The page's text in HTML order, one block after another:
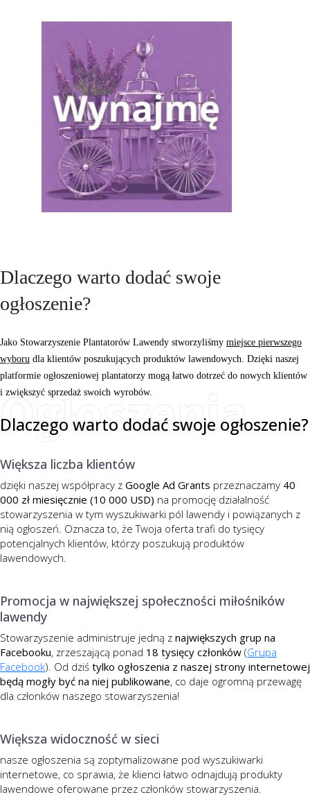
Dlaczego warto dodać swoje
ogłoszenie?
Jako Stowarzyszenie Plantatorów Lawendy stworzyliśmy miejsce pierwszego
wyboru dla klientów poszukujących produktów lawendowych. Dzięki naszej
platformie ogłoszeniowej plantatorzy mogą łatwo dotrzeć do nowych klientów
i zwiększyć sprzedaż swoich wyrobów.
Ogłoszenia
Dlaczego warto dodać swoje ogłoszenie?
Większa liczba klientów
dzięki naszej współpracy z Google Ad Grants przeznaczamy 40
000 zł miesięcznie (10 000 USD) na promocję działalność
stowarzyszenia w tym wyszukiwarki pól lawendy i powiązanych z
nią ogłoszeń. Oznacza to, że Twoja oferta trafi do tysięcy
potencjalnych klientów, którzy poszukują produktów
lawendowych.
Promocja w największej społeczności miłośników
lawendy
Stowarzyszenie administruje jedną z największych grup na
Facebooku, zrzeszającą ponad 18 tysięcy członków (Grupa
Facebook). Od dziś tylko ogłoszenia z naszej strony internetowej
będą mogły być na niej publikowane, co daje ogromną przewagę
dla członków naszego stowarzyszenia!
Większa widoczność w sieci
nasze ogłoszenia są zoptymalizowane pod wyszukiwarki
internetowe, co sprawia, że klienci łatwo odnajdują produkty
lawendowe oferowane przez członków stowarzyszenia.